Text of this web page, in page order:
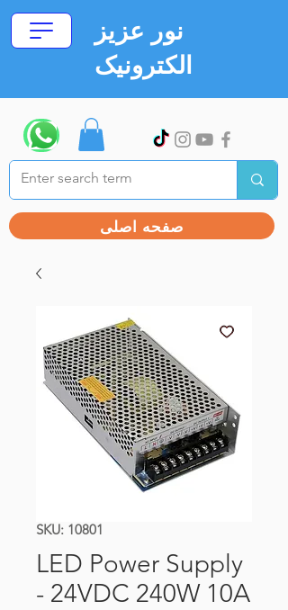
نور عزیز
الکترونیک
صفحه اصلی
SKU: 10801
LED Power Supply
- 24VDC 240W 10A